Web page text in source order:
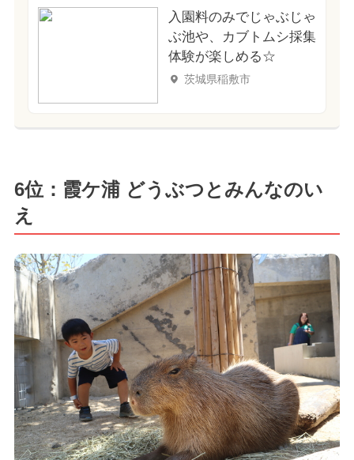
入園料のみでじゃぶじゃ
ぶ池や、カブトムシ採集
体験が楽しめる☆
茨城県稲敷市
6位：霞ケ浦 どうぶつとみんなのい
え